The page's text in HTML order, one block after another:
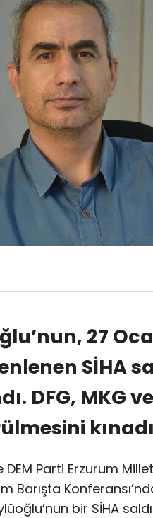
27
SİHA
DFG, MKG
DEM Parti Erzurum
Barışta
bir SİHA